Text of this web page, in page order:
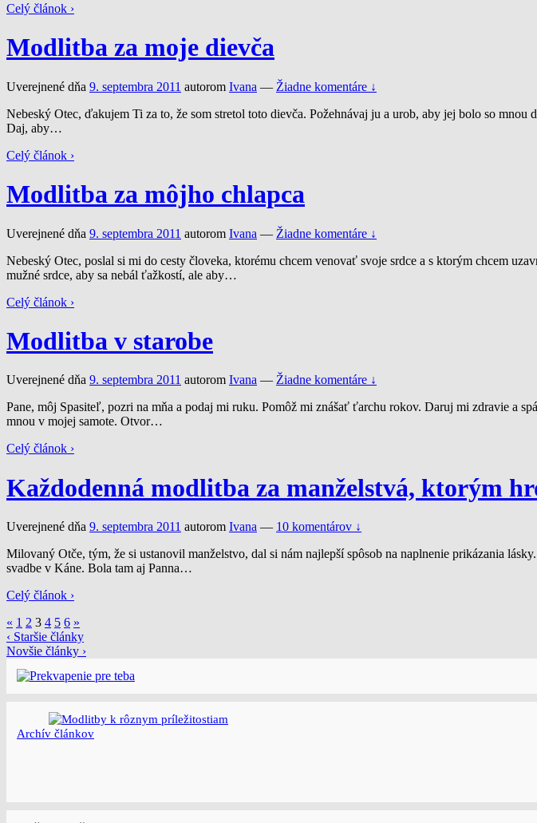
Celý článok ›
Modlitba za moje dievča
Uverejnené dňa 9. septembra 2011 autorom Ivana — Žiadne komentáre ↓
Nebeský Otec, ďakujem Ti za to, že som stretol toto dievča. Požehnávaj ju a urob, aby jej bolo so
Daj, aby…
Celý článok ›
Modlitba za môjho chlapca
Uverejnené dňa 9. septembra 2011 autorom Ivana — Žiadne komentáre ↓
Nebeský Otec, poslal si mi do cesty človeka, ktorému chcem venovať svoje srdce a s ktorým chcem
mužné srdce, aby sa nebál ťažkostí, ale aby…
Celý článok ›
Modlitba v starobe
Uverejnené dňa 9. septembra 2011 autorom Ivana — Žiadne komentáre ↓
Pane, môj Spasiteľ, pozri na mňa a podaj mi ruku. Pomôž mi znášať ťarchu rokov. Daruj mi zdravie a
mnou v mojej samote. Otvor…
Celý článok ›
Každodenná modlitba za manželstvá, ktorým
Uverejnené dňa 9. septembra 2011 autorom Ivana — 10 komentárov ↓
Milovaný Otče, tým, že si ustanovil manželstvo, dal si nám najlepší spôsob na naplnenie prikázania
svadbe v Káne. Bola tam aj Panna…
Celý článok ›
« 1 2 3 4 5 6 »
‹ Staršie články
Novšie články ›
Archí­v článkov